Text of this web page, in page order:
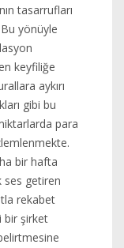
tasarrufları
yönüyle
keyfiliğe
aykırı
gibi bu
para
bir hafta
ses getiren
rekabet
bir şirket